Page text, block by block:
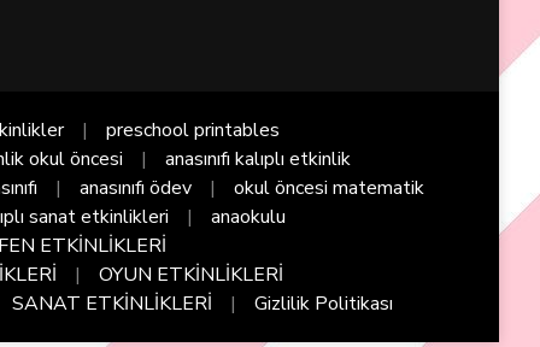
preschool printables
okul öncesi
anasınıfı kalıplı etkinlik
anasınıfı ödev
okul öncesi matematik
sanat etkinlikleri
anaokulu
ETKİNLİKLERİ
OYUN ETKİNLİKLERİ
SANAT ETKİNLİKLERİ
Gizlilik Politikası